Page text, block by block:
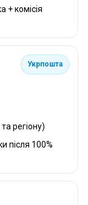
+ комісія
Укрпошта
регіону)
після 100%